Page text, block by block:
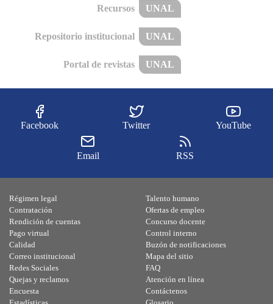
Recursos UNAL
Repositorio institucional UNAL
Portal de revistas UNAL
Facebook Twitter YouTube
Email RSS
Régimen legal
Contratación
Rendición de cuentas
Pago virtual
Calidad
Talento humano
Ofertas de empleo
Concurso docente
Control interno
Buzón de notificaciones
Correo institucional
Redes Sociales
Quejas y reclamos
Encuesta
Mapa del sitio
FAQ
Atención en línea
Contáctenos